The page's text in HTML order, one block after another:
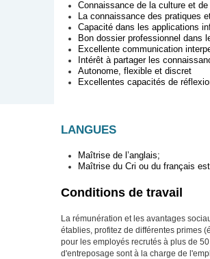
Connaissance de la culture et
La connaissance des pratiques
Capacité dans les applications
Bon dossier professionnel dans
Excellente communication
Intérêt à partager les
Autonome, flexible et discret
Excellentes capacités de
LANGUES
Maîtrise de l’anglais;
Maîtrise du Cri ou du français
Conditions de travail
La rémunération et les avantages
établies, profitez de différentes primes
pour les employés recrutés à plus de
d'entreposage sont à la charge de